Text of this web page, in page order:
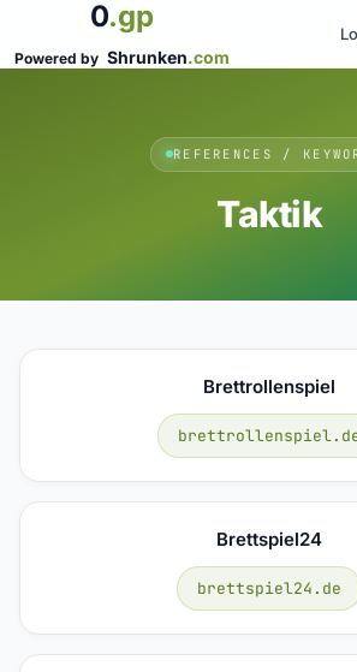
0.gp
Powered by Shrunken.com
REFERENCES /
Taktik
Brettrollenspiel
Brettspiel24
brettspiel24.de